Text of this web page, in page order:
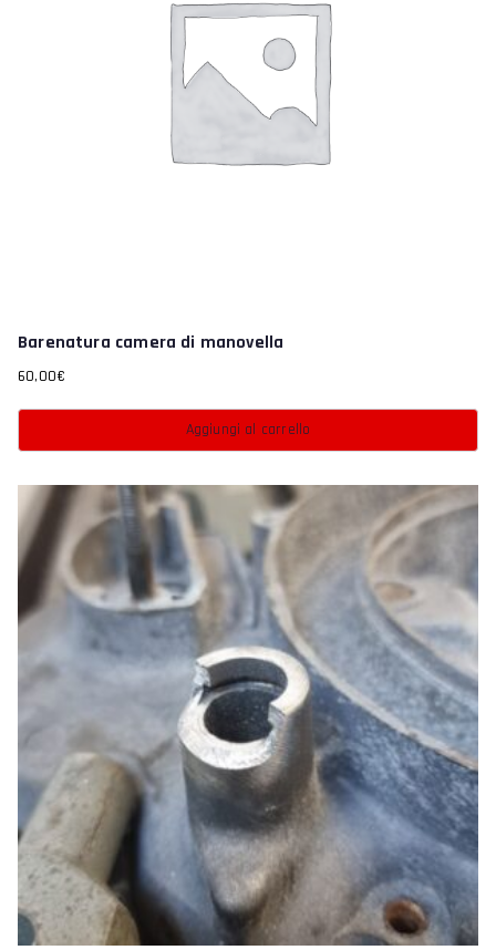
Barenatura camera di manovella
60,00€
Aggiungi al carrello